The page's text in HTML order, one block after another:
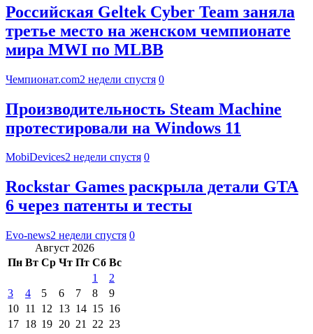
Российская Geltek Cyber Team заняла
третье место на женском чемпионате
мира MWI по MLBB
Чемпионат.com2 недели спустя 0
Производительность Steam Machine
протестировали на Windows 11
MobiDevices2 недели спустя 0
Rockstar Games раскрыла детали GTA
6 через патенты и тесты
Evo-news2 недели спустя 0
Август 2026
Пн Вт Ср Чт Пт Сб Вс
1
2
3
4 5 6 7 8
9
10 11 12 13 14 15 16
17 18 19 20 21 22 23